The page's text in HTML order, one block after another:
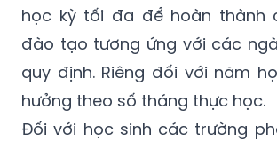
tháng/năm, số năm học được
sách không được vượt quá số
học kỳ tối đa để hoàn thành
đào tạo tương ứng với các
quy định. Riêng đối với năm